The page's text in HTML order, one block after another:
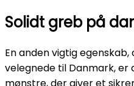
Solidt greb på
En anden vigtig
velegnede til Danmark, er
mønstre, der giver et